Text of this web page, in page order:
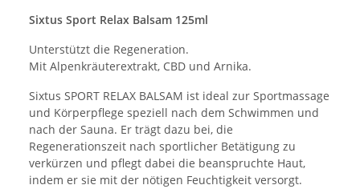
Sixtus Sport Relax Balsam 125ml
Unterstützt die Regeneration.
Mit Alpenkräuterextrakt, CBD und Arnika.
Sixtus SPORT RELAX BALSAM ist ideal zur Sportmassage
und Körperpflege speziell nach dem Schwimmen und
nach der Sauna. Er trägt dazu bei, die
Regenerationszeit nach sportlicher Betätigung zu
verkürzen und pflegt dabei die beanspruchte Haut,
indem er sie mit der nötigen Feuchtigkeit versorgt.